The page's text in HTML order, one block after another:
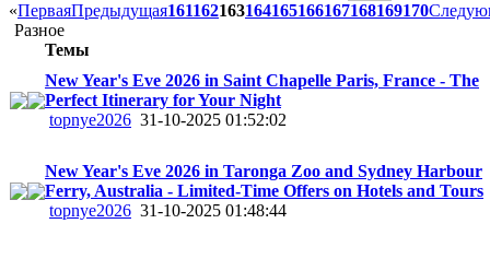
«ПерваяПредыдущая161162163164165166167168169170
Разное
Темы
New Year's Eve 2026 in Saint Chapelle Paris, France - The
Perfect Itinerary for Your Night
topnye2026 31-10-2025 01:52:02
New Year's Eve 2026 in Taronga Zoo and Sydney Harbour
Ferry, Australia - Limited-Time Offers on Hotels and Tours
topnye2026 31-10-2025 01:48:44